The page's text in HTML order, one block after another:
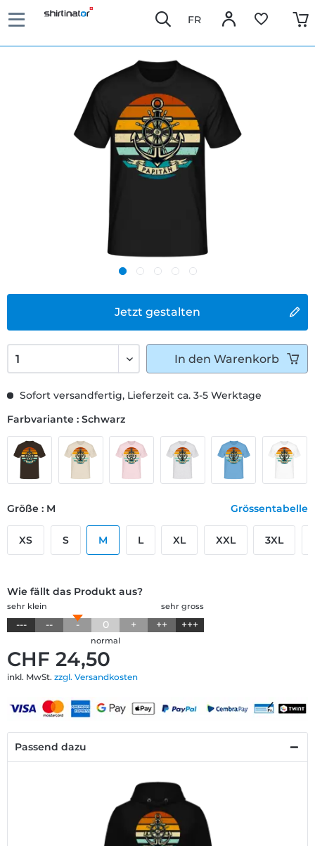
FR
Jetzt gestalten
CHF 24,50
inkl. MwSt. zzgl. Versandkosten
Sofort versandfertig, Lieferzeit ca. 3-5 Werktage
Farbvariante : Schwarz
Größe : M Grössentabelle
XS S M L XL XXL 3XL
Wie fällt das Produkt aus?
sehr gross
sehr klein
--- -- - 0 + ++ +++
normal
In den Warenkorb
Passend dazu